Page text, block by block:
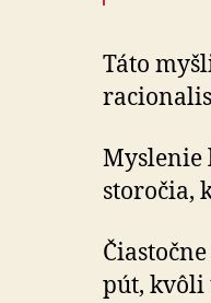
Táto
Myslenie
storočia,
pút,